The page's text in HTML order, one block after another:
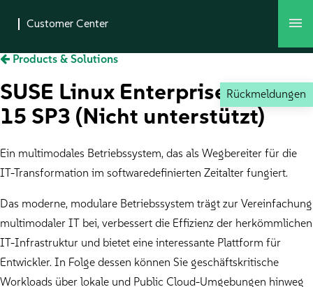
Rückmeldungen
Products & Solutions
SUSE Linux Enterprise Server
15 SP3 (Nicht unterstützt)
Ein multimodales Betriebssystem, das als Wegbereiter für die
IT-Transformation im softwaredefinierten Zeitalter fungiert.
Das moderne, modulare Betriebssystem trägt zur Vereinfachung
multimodaler IT bei, verbessert die Effizienz der herkömmlichen
IT-Infrastruktur und bietet eine interessante Plattform für
Entwickler. In Folge dessen können Sie geschäftskritische
Workloads über lokale und Public Cloud-Umgebungen hinweg